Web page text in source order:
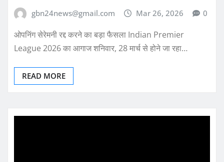
gbn24news@gmail.com Mar 26, 2026 0
ओपनिंग सेरेमनी रद्द करने का बड़ा फैसला Indian Premier
League 2026 का आगाज शनिवार, 28 मार्च से होने जा रहा…
READ MORE